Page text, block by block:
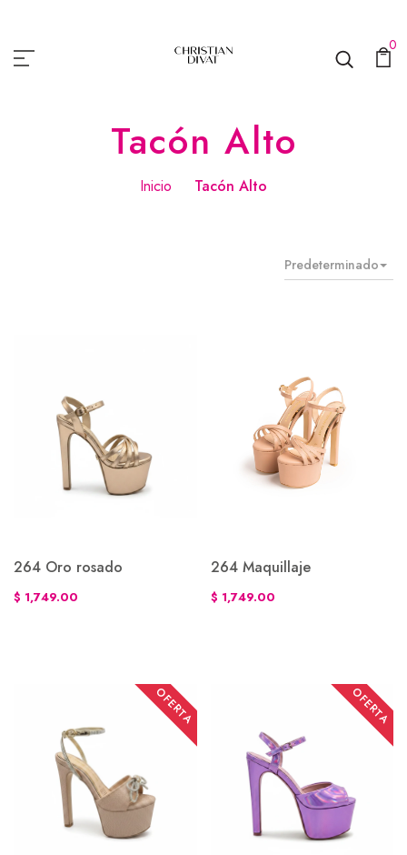
0
Tacón Alto
Inicio Tacón Alto
Predeterminado
264 Oro rosado
$ 1,749.00
264 Maquillaje
$ 1,749.00
OFERTA OFERTA